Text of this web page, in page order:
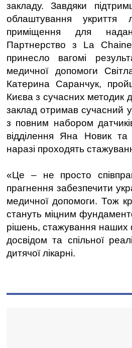
закладу. Завдяки
облаштування укриття
приміщення для
Партнерство з La
принесло вагомі
медичної допомоги
Катерина Саранчук,
Києва з сучасних методик
заклад отримав сучасний
з повним набором
відділення Яна Новик
наразі проходять
«Це – не просто
прагнення забезпечити
медичної допомоги. Тож
стануть міцним
рішень, стажування наших
досвідом та спільної
дитячої лікарні.